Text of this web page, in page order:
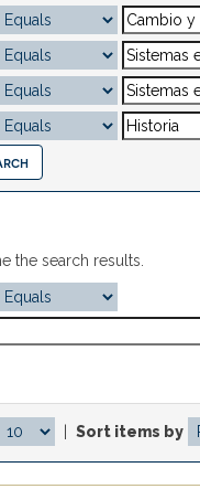
the search results.
Sort items by